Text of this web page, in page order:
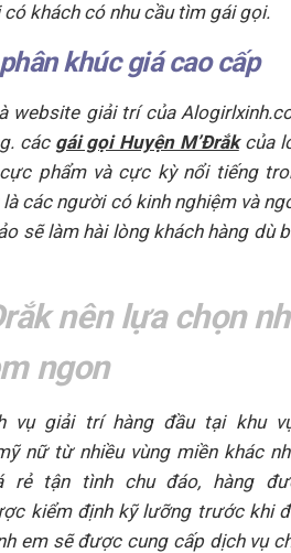
khách có nhu cầu tìm gái gọi.
khúc giá cao cấp
website giải trí của
các gái gọi Huyện M’Đrắkcủa
phẩm và cực kỳ nổi tiếng
các người có kinh nghiệm và
sẽ làm hài lòng khách hàng dù
nên lựa chọn
ngon
vụ giải trí hàng đầu tại khu
nữ từ nhiều vùng miền khác
rẻ tận tình chu đáo, hàng
kiểm định kỹ lưỡng trước khi
em sẽ được cung cấp dịch vụ